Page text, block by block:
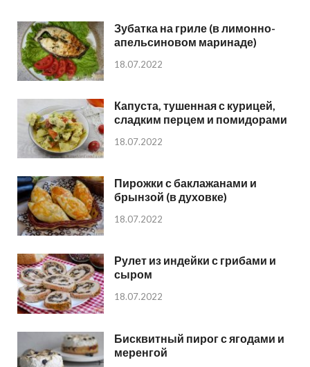
Зубатка на гриле (в лимонно-
апельсиновом маринаде)
18.07.2022
Капуста, тушенная с курицей,
сладким перцем и помидорами
18.07.2022
Пирожки с баклажанами и
брынзой (в духовке)
18.07.2022
Рулет из индейки с грибами и
сыром
18.07.2022
Бисквитный пирог с ягодами и
меренгой